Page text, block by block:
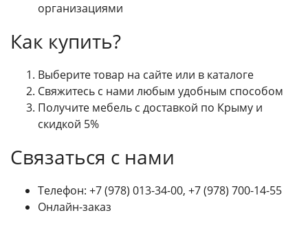
организациями
Как купить?
Выберите товар на сайте или в каталоге
Свяжитесь с нами любым удобным способом
Получите мебель с доставкой по Крыму и
скидкой 5%
Связаться с нами
Телефон: +7 (978) 013-34-00, +7 (978) 700-14-55
Онлайн-заказ